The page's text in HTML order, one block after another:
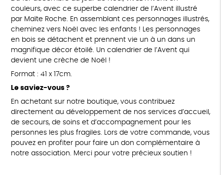
couleurs, avec ce superbe calendrier de l’Avent illustré
par Maïte Roche. En assemblant ces personnages illustrés,
cheminez vers Noël avec les enfants ! Les personnages
en bois se détachent et prennent vie un à un dans un
magnifique décor étoilé. Un calendrier de l’Avent qui
devient une crèche de Noël !
Format : 41 x 17cm.
Le saviez-vous ?
En achetant sur notre boutique, vous contribuez
directement au développement de nos services d’accueil,
de secours, de soins et d’accompagnement pour les
personnes les plus fragiles. Lors de votre commande, vous
pouvez en profiter pour faire un don complémentaire à
notre association. Merci pour votre précieux soutien !